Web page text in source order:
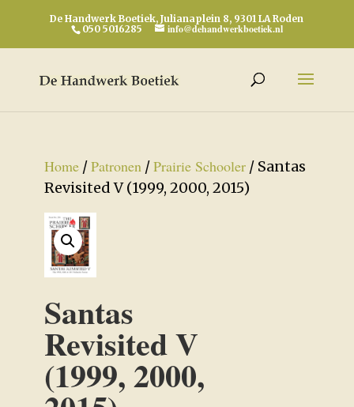
De Handwerk Boetiek, Julianaplein 8, 9301 LA Roden
050 5016285
info@dehandwerkboetiek.nl
Home/Patronen/Prairie Schooler/ Santas
Revisited V (1999, 2000, 2015)
Santas
Revisited V
(1999, 2000,